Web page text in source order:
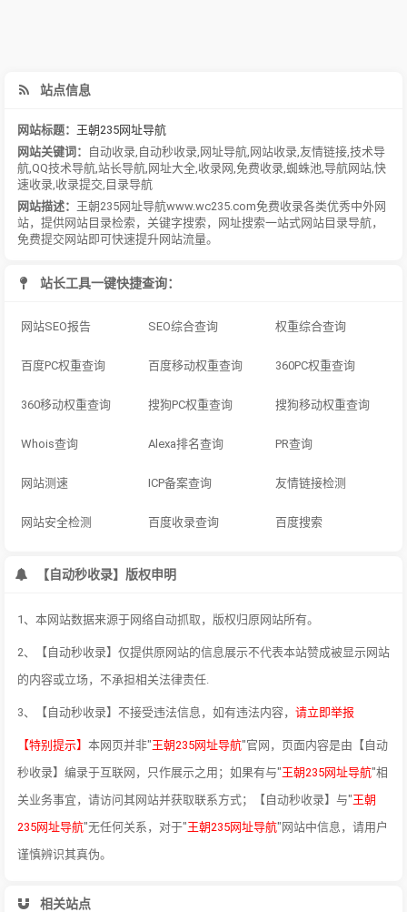
站点信息
网站标题： 王朝235网址导航
网站关键词：
自动收录 自动秒收录 网址导航 网站收录 友情链接 技术导
航 QQ技术导航 站长导航 网址大全 收录网 免费收录 蜘蛛池 导航网站 快
速收录 收录提交 目录导航
网站描述： 王朝235网址导航www.wc235.com免费收录各类优秀中外网
站，提供网站目录检索，关键字搜索，网址搜索一站式网站目录导航，
免费提交网站即可快速提升网站流量。
站长工具一键快捷查询：
网站SEO报告 SEO综合查询 权重综合查询
百度PC权重查询 百度移动权重查询 360PC权重查询
360移动权重查询 搜狗PC权重查询 搜狗移动权重查询
Whois查询 Alexa排名查询 PR查询
网站测速 ICP备案查询 友情链接检测
网站安全检测 百度收录查询 百度搜索
【自动秒收录】版权申明
1、本网站数据来源于网络自动抓取，版权归原网站所有。
2、【自动秒收录】仅提供原网站的信息展示不代表本站赞成被显示网站
的内容或立场，不承担相关法律责任.
3、【自动秒收录】不接受违法信息，如有违法内容， 请立即举报
【特别提示】 本网页并非"王朝235网址导航"官网，页面内容是由【自动
秒收录】编录于互联网，只作展示之用；如果有与"王朝235网址导航"相
关业务事宜，请访问其网站并获取联系方式；【自动秒收录】与"王朝
235网址导航"无任何关系，对于"王朝235网址导航"网站中信息，请用户
谨慎辨识其真伪。
相关站点